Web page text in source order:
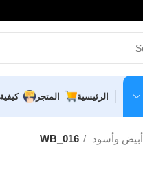
الرئيسية المتجر
أبيض وأسود WB_016